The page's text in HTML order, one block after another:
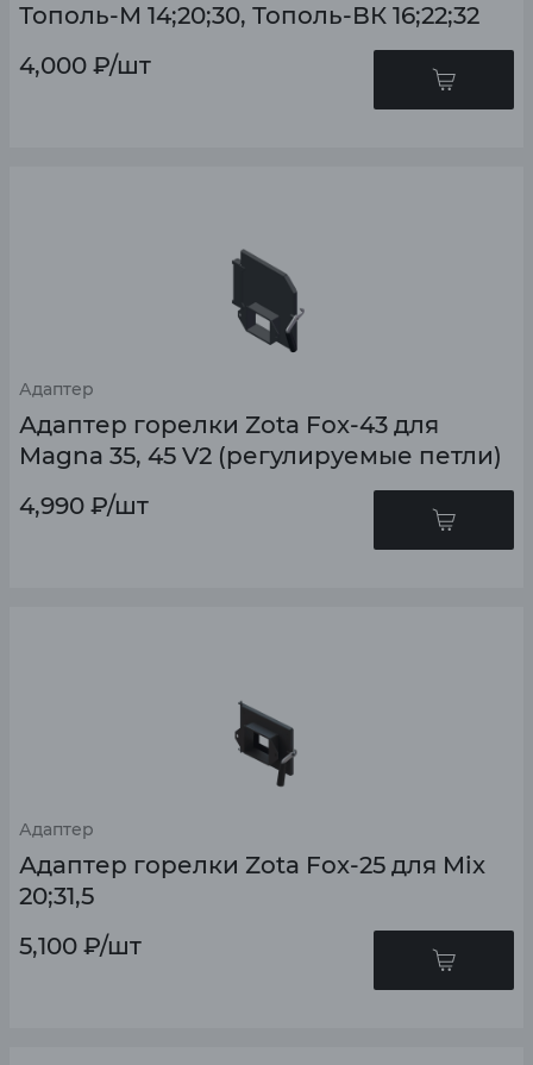
Тополь-М 14;20;30, Тополь-ВК 16;22;32
4,000 ₽/шт
Адаптер
Адаптер горелки Zota Fox-43 для
Magna 35, 45 V2 (регулируемые петли)
4,990 ₽/шт
Адаптер
Адаптер горелки Zota Fox-25 для Mix
20;31,5
5,100 ₽/шт